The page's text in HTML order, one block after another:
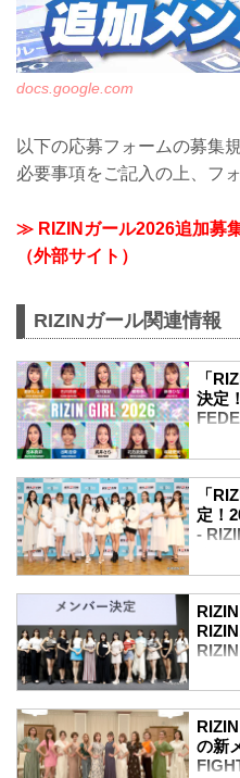
docs.google.com
以下の応募フォームの募集
必要事項をご記入の上、フ
≫ RIZINガール2026追加募
（外部サイト）
RIZINガール関連情報
「
決定
2026
が決
「
会で
2026
RIZIN
新メ
ふり
名前
意気
くら
倉沢
「
定！
-
る「
定し
応募
査、
んと
2025
リン
2025
RIZIN
る「
定し
セプ
の新